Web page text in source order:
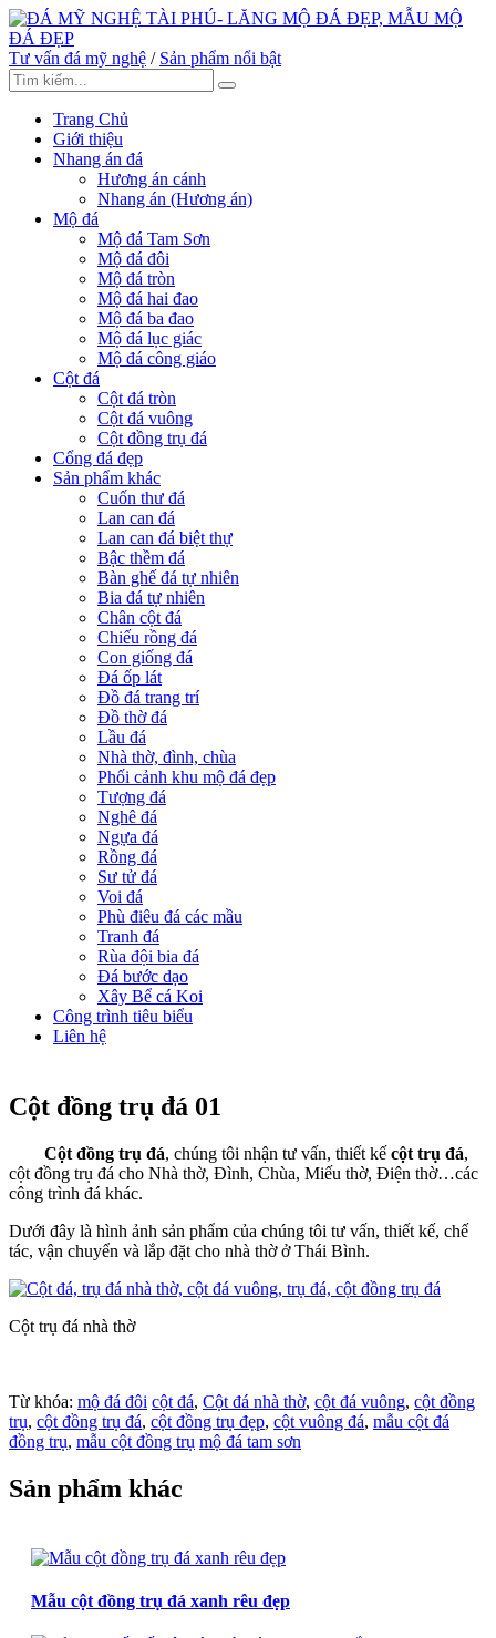
Tư vấn đá mỹ nghệ / Sản phẩm nổi bật
Trang Chủ
Giới thiệu
Nhang án đá
Hương án cánh
Nhang án (Hương án)
Mộ đá
Mộ đá Tam Sơn
Mộ đá đôi
Mộ đá tròn
Mộ đá hai đao
Mộ đá ba đao
Mộ đá lục giác
Mộ đá công giáo
Cột đá
Cột đá tròn
Cột đá vuông
Cột đồng trụ đá
Cổng đá đẹp
Sản phẩm khác
Cuốn thư đá
Lan can đá
Lan can đá biệt thự
Bậc thềm đá
Bàn ghế đá tự nhiên
Bia đá tự nhiên
Chân cột đá
Chiếu rồng đá
Con giống đá
Đá ốp lát
Đồ đá trang trí
Đồ thờ đá
Lầu đá
Nhà thờ, đình, chùa
Phối cảnh khu mộ đá đẹp
Tượng đá
Nghê đá
Ngựa đá
Rồng đá
Sư tử đá
Voi đá
Phù điêu đá các mầu
Tranh đá
Rùa đội bia đá
Đá bước dạo
Xây Bể cá Koi
Công trình tiêu biểu
Liên hệ
Cột đồng trụ đá 01
Cột đồng trụ đá, chúng tôi nhận tư vấn, thiết kế cột trụ đá,
cột đồng trụ đá cho Nhà thờ, Đình, Chùa, Miếu thờ, Điện thờ…các
công trình đá khác.
Dưới đây là hình ảnh sản phẩm của chúng tôi tư vấn, thiết kế, chế
tác, vận chuyển và lắp đặt cho nhà thờ ở Thái Bình.
Cột trụ đá nhà thờ
Từ khóa: mộ đá đôi cột đá, Cột đá nhà thờ, cột đá vuông, cột đồng
trụ, cột đồng trụ đá, cột đồng trụ đẹp, cột vuông đá, mẫu cột đá
đồng trụ, mẫu cột đồng trụ mộ đá tam sơn
Sản phẩm khác
Mẫu cột đồng trụ đá xanh rêu đẹp